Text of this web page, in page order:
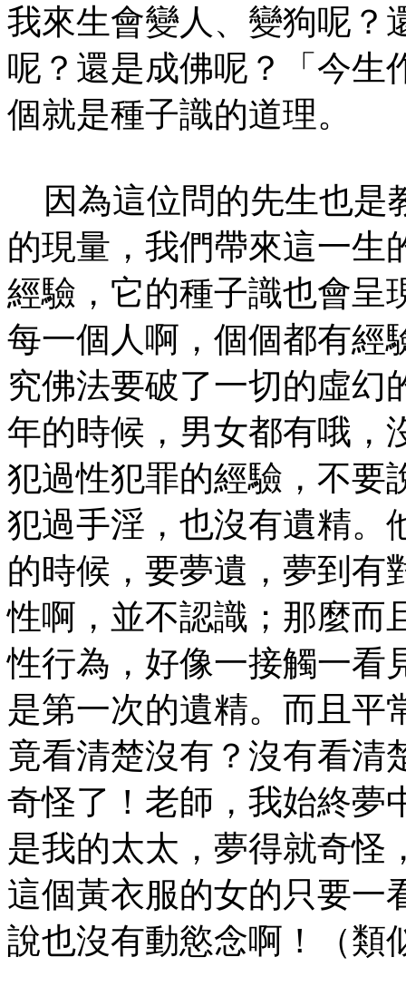
我來生會變人、變狗呢？
呢？還是成佛呢？「今生
個就是種子識的道理。
因為這位問的先生也是
的現量，我們帶來這一生
經驗，它的種子識也會
每一個人啊，個個都有經
究佛法要破了一切的虛幻
年的時候，男女都有哦，
犯過性犯罪的經驗，不要
犯過手淫，也沒有遺精。
的時候，要夢遺，夢到有
性啊，並不認識；那麼而
性行為，好像一接觸一看
是第一次的遺精。而且平
竟看清楚沒有？沒有看清
奇怪了！老師，我始終夢
是我的太太，夢得就奇怪
這個黃衣服的女的只要一
說也沒有動慾念啊！（類